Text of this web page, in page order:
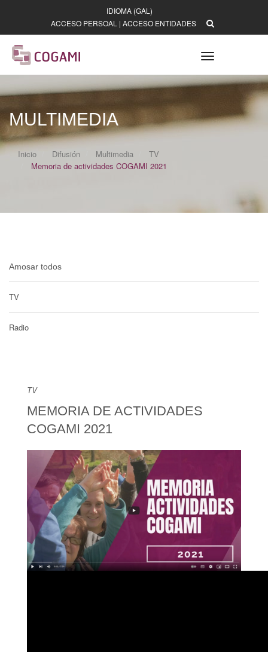
IDIOMA (GAL)
ACCESO PERSOAL | ACCESO ENTIDADES
Toggle
navigation
MULTIMEDIA
Inicio Difusión Multimedia
TV
Memoria de actividades COGAMI 2021
Amosar todos
TV
Radio
TV
MEMORIA DE ACTIVIDADES
COGAMI 2021